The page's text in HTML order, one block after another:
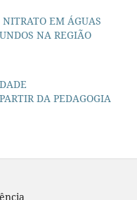
EM ÁGUAS
NA REGIÃO
DA PEDAGOGIA